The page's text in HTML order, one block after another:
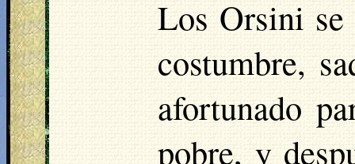
Los Orsini se
costumbre,
afortunado
pobre, y